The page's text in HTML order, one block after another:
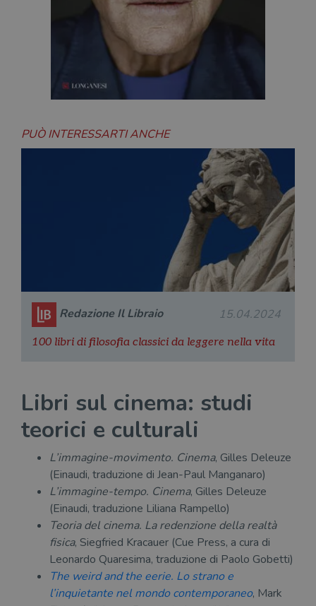
PUÒ INTERESSARTI ANCHE
Redazione Il Libraio 15.04.2024
100 libri di filosofia classici da leggere nella vita
Libri sul cinema: studi
teorici e culturali
L’immagine-movimento. Cinema, Gilles Deleuze
(Einaudi, traduzione di Jean-Paul Manganaro)
L’immagine-tempo. Cinema, Gilles Deleuze
(Einaudi, traduzione Liliana Rampello)
Teoria del cinema. La redenzione della realtà
fisica, Siegfried Kracauer (Cue Press, a cura di
Leonardo Quaresima, traduzione di Paolo Gobetti)
The weird and the eerie. Lo strano e
l’inquietante nel mondo contemporaneo, Mark